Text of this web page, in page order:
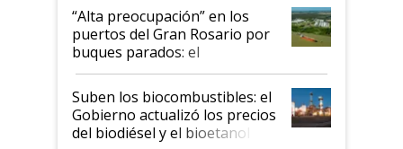
“Alta preocupación” en los
puertos del Gran Rosario por
buques parados: el
funcionamiento de las
exportadoras en tensión tras
la medida de fuerza de los
prácticos
Suben los biocombustibles: el
Gobierno actualizó los precios
del biodiésel y el bioetanol